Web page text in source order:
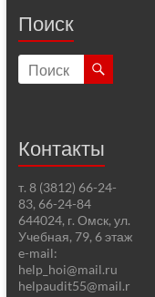
Поиск
Контакты
т. 8 (3812) 66-24-
83, 66-24-84
644024, г. Омск, ул.
Учебная, 79, 6 этаж
e-mail:
help_hoi@mail.ru
helpaudit55@mail.r